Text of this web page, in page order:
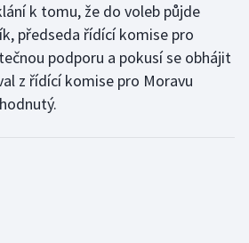
k tomu, že do voleb půjde
předseda řídící komise pro
podporu a pokusí se obhájit
z řídící komise pro Moravu